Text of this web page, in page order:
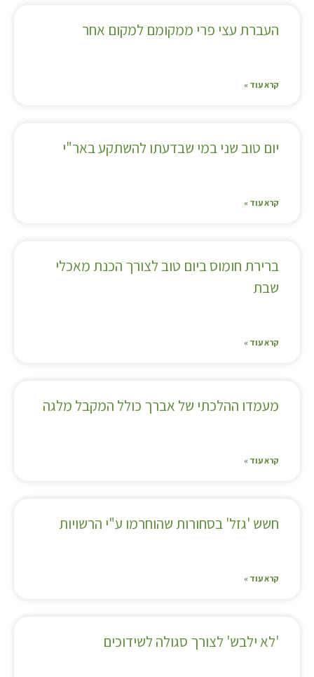
העברת עצי פרי ממקומם למקום אחר
קרא עוד »
יום טוב שני במי שבדעתו להשתקע באר"י
קרא עוד »
ברירת חומוס ביום טוב לצורך הכנת מאכלי
שבת
קרא עוד »
מעמדו ההלכתי של אברך כולל המקבל מלגה
קרא עוד »
חשש 'גזל' בסחורות שהוחרמו ע"י הרשויות
קרא עוד »
'לא ילבש' לצורך סגולה לשידוכים